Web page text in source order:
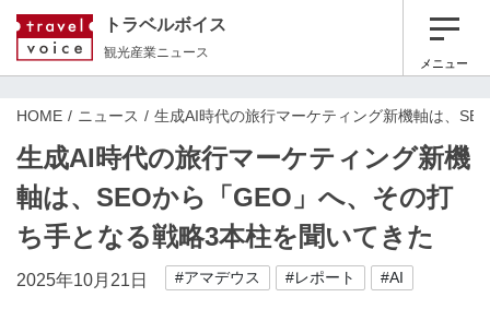
トラベルボイス
観光産業ニュース
メニュー
HOME ニュース 生成AI時代の旅行マーケティング新機軸は、
生成AI時代の旅行マーケティング新機
軸は、SEOから「GEO」へ、その打
ち手となる戦略3本柱を聞いてきた
2025年10月21日 #アマデウス #レポート #AI